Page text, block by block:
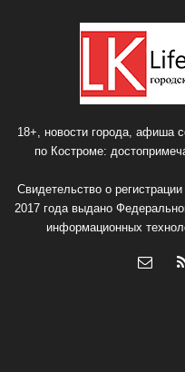
18+, новости города, афиша
по Костроме:
Свидетельство о
2017 года выдано
информационных